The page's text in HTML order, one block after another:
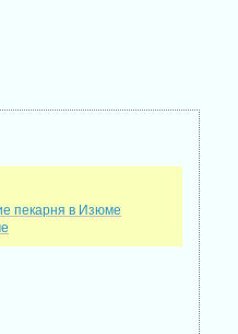
пекарня в Изюме